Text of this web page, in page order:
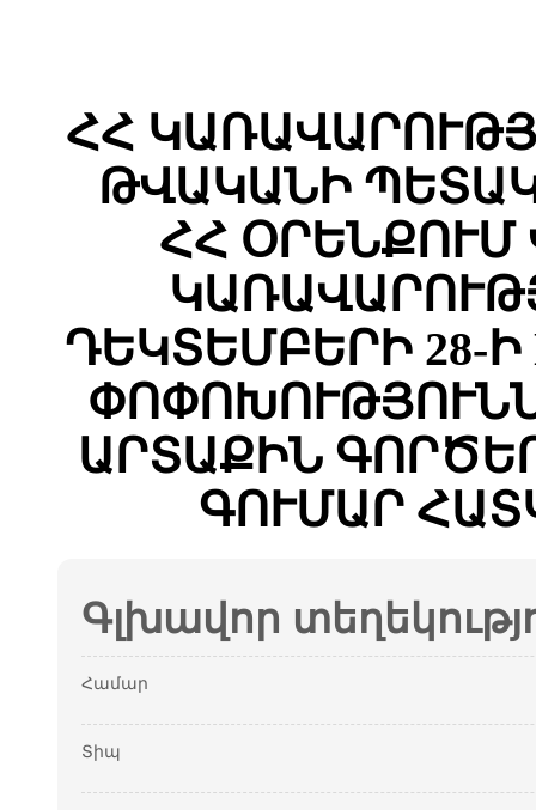
ՀՀ
ԹՎԱԿԱՆԻ
ՀՀ
ԴԵԿՏԵՄԲԵՐԻ 28-Ի
ԱՐՏԱՔԻՆ
ԳՈՒՄԱՐ
Գլխավոր
Համար
Տիպ